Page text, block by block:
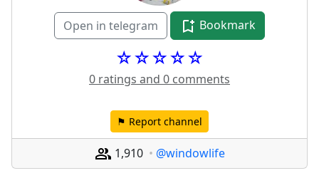
Open in telegram Bookmark
☆☆☆☆☆
0 ratings and 0 comments
⚑ Report channel
1,910 @windowlife